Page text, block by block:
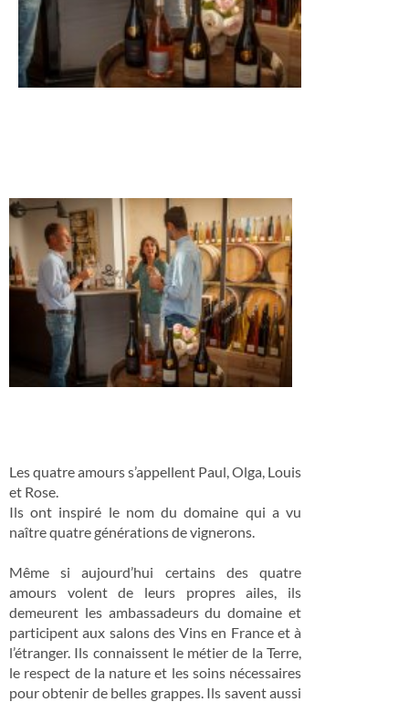
Les quatre amours s’appellent Paul, Olga, Louis
et Rose.
Ils ont inspiré le nom du domaine qui a vu
naître quatre générations de vignerons.
Même si aujourd’hui certains des quatre
amours volent de leurs propres ailes, ils
demeurent les ambassadeurs du domaine et
participent aux salons des Vins en France et à
l’étranger. Ils connaissent le métier de la Terre,
le respect de la nature et les soins nécessaires
pour obtenir de belles grappes. Ils savent aussi